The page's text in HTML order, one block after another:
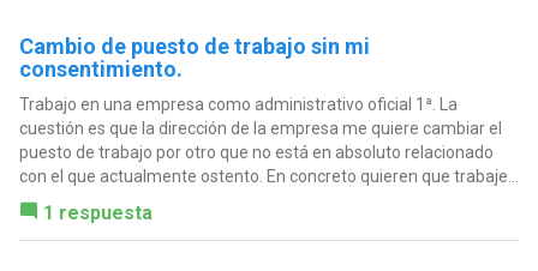
Cambio de puesto de trabajo sin mi
consentimiento.
Trabajo en una empresa como administrativo oficial 1ª. La
cuestión es que la dirección de la empresa me quiere cambiar el
puesto de trabajo por otro que no está en absoluto relacionado
con el que actualmente ostento. En concreto quieren que trabaje...
1 respuesta